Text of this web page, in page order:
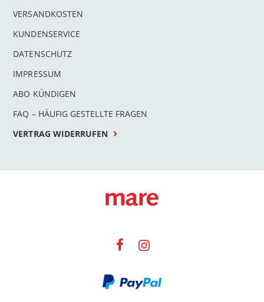
VERSANDKOSTEN
KUNDENSERVICE
DATENSCHUTZ
IMPRESSUM
ABO KÜNDIGEN
FAQ – HÄUFIG GESTELLTE FRAGEN
VERTRAG WIDERRUFEN